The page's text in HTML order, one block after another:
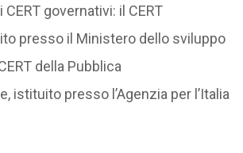
governativi: il CERT
presso il Ministero dello sviluppo
della Pubblica
istituito presso l’Agenzia per l’Italia